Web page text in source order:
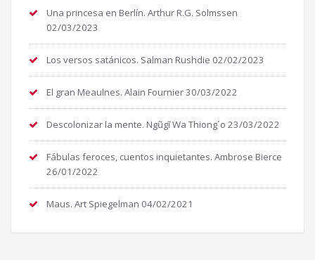
Una princesa en Berlín. Arthur R.G. Solmssen
02/03/2023
Los versos satánicos. Salman Rushdie 02/02/2023
El gran Meaulnes. Alain Fournier30/03/2022
Descolonizar la mente. Ngũgĩ Wa Thiong´o 23/03/2022
Fábulas feroces, cuentos inquietantes. Ambrose Bierce
26/01/2022
Maus. Art Spiegelman 04/02/2021